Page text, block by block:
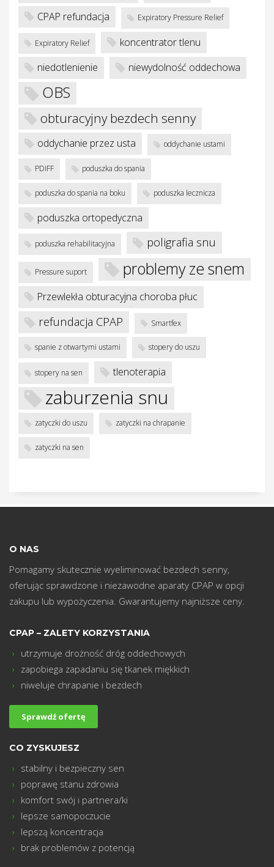
CPAP refundacja
Expiratory Pressure Relief
Expiratory Relief
koncentrator tlenu
niedotlenienie
niewydolność oddechowa
OBS
obturacyjny bezdech senny
oddychanie przez usta oddychanie ustami
PDIFF poduszka do spania
poduszka do spania na boku poduszka lecznicza
poduszka ortopedyczna
poduszka rehabilitacyjna poligrafia snu
Pressure suport problemy ze snem
Przewlekła obturacyjna choroba płuc
refundacja CPAP Smartfex
spanie z otwartymi ustami stopery do uszu
stopery na sen tlenoterapia
zaburzenia snu
zatyczki do uszu zatyczki na chrapanie
zatyczki na sen
O NAS
Pomagamy skutecznie wyeliminować bezdech senny,
oferując sprawdzone i niezawodne aparaty CPAP w opcji
zakupu lub wypożyczenia. Gwarantujemy najniższe ceny.
CPAP – ZALETY KORZYSTANIA
utrzymuje drożność dróg oddechowych
zapobiega zapadaniu się tkanek miękkich
niweluje chrapanie i bezdech
Sprawdź ofertę
CO ZYSKUJESZ
stabilny i bezpieczny sen
poprawę stanu zdrowia
komfort swój i partnera/ki
lepsze samopoczucie
lepszą koncentracja
brak problemów z potencją